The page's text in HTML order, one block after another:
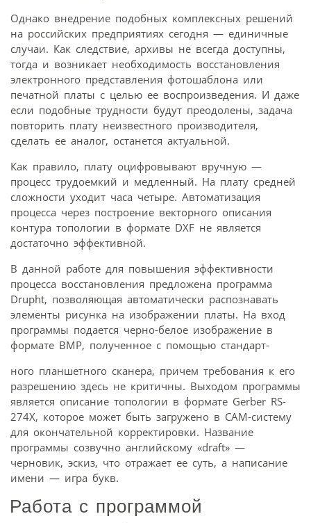
Однако внедрение подобных комплексных решений
на российских предприятиях сегодня — единичные
случаи. Как следствие, архивы не всегда доступны,
тогда и возникает необходимость восстановления
электронного представления фотошаблона или
печатной платы с целью ее воспроизведения. И даже
если подобные трудности будут преодолены, задача
повторить плату неизвестного производителя,
сделать ее аналог, останется актуальной.
Как правило, плату оцифровывают вручную —
процесс трудоемкий и медленный. На плату средней
сложности уходит часа четыре. Автоматизация
процесса через построение векторного описания
контура топологии в формате DXF не является
достаточно эффективной.
В данной работе для повышения эффективности
процесса восстановления предложена программа
Drupht, позволяющая автоматически распознавать
элементы рисунка на изображении платы. На вход
программы подается черно-белое изображение в
формате BMP, полученное с помощью стандарт-
ного планшетного сканера, причем требования к его
разрешению здесь не критичны. Выходом программы
является описание топологии в формате Gerber RS-
274X, которое может быть загружено в САМ-систему
для окончательной корректировки. Название
программы созвучно английскому «draft» —
черновик, эскиз, что отражает ее суть, а написание
имени — игра букв.
Работа с программой